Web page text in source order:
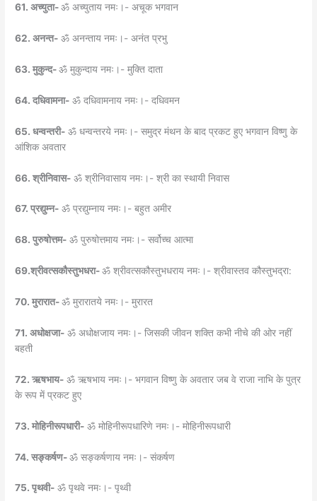
61. अच्युता-ॐ अच्युताय नमः।- अचूक भगवान
62. अनन्त- ॐ अनन्ताय नमः।- अनंत प्रभु
63. मुकुन्द-ॐ मुकुन्दाय नमः।- मुक्ति दाता
64. दधिवामना- ॐ दधिवामनाय नमः।- दधिवमन
65. धन्वन्तरी- ॐ धन्वन्तरये नमः।- समुद्र मंथन के बाद प्रकट हुए भगवान विष्णु के
आंशिक अवतार
66. श्रीनिवास- ॐ श्रीनिवासाय नमः।- श्री का स्थायी निवास
67. प्रद्युम्न- ॐ प्रद्युम्नाय नमः।- बहुत अमीर
68. पुरुषोत्तम- ॐ पुरुषोत्तमाय नमः।- सर्वोच्च आत्मा
69.श्रीवत्सकौस्तुभधरा-ॐ श्रीवत्सकौस्तुभधराय नमः।- श्रीवास्तव कौस्तुभद्रा:
70. मुरारात-ॐ मुरारातये नमः।- मुरारत
71. अधोक्षजा- ॐ अधोक्षजाय नमः।- जिसकी जीवन शक्ति कभी नीचे की ओर नहीं
बहती
72. ऋषभाय- ॐ ऋषभाय नमः।- भगवान विष्णु के अवतार जब वे राजा नाभि के पुत्र
के रूप में प्रकट हुए
73. मोहिनीरूपधारी- ॐ मोहिनीरूपधारिणे नमः।- मोहिनीरूपधारी
74. सङ्कर्षण-ॐ सङ्कर्षणाय नमः।- संकर्षण
75. पृथवी- ॐ पृथवे नमः।- पृथ्वी